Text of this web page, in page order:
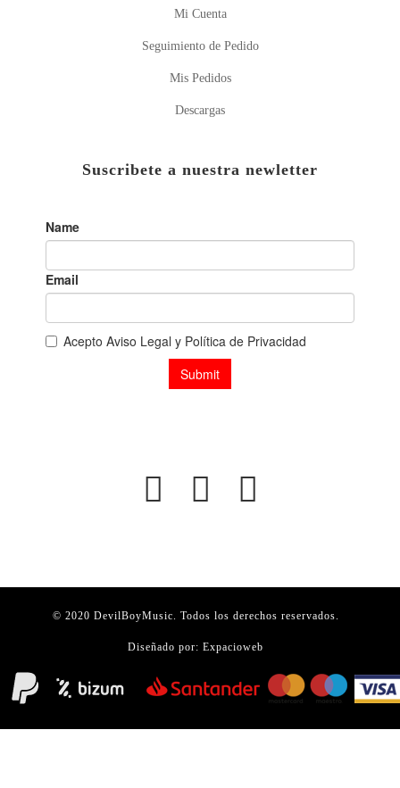
Mi Cuenta
Seguimiento de Pedido
Mis Pedidos
Descargas
Suscribete a nuestra newletter
© 2020 DevilBoyMusic. Todos los derechos reservados.
Diseñado por: Expacioweb